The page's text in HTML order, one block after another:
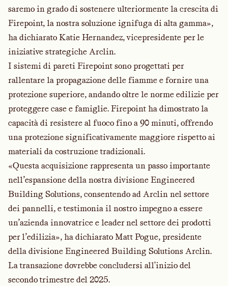
saremo in grado di sostenere ulteriormente la crescita di
Firepoint, la nostra soluzione ignifuga di alta gamma»,
ha dichiarato Katie Hernandez, vicepresidente per le
iniziative strategiche Arclin.
I sistemi di pareti Firepoint sono progettati per
rallentare la propagazione delle fiamme e fornire una
protezione superiore, andando oltre le norme edilizie per
proteggere case e famiglie. Firepoint ha dimostrato la
capacità di resistere al fuoco fino a 90 minuti, offrendo
una protezione significativamente maggiore rispetto ai
materiali da costruzione tradizionali.
«Questa acquisizione rappresenta un passo importante
nell’espansione della nostra divisione Engineered
Building Solutions, consentendo ad Arclin nel settore
dei pannelli, e testimonia il nostro impegno a essere
un’azienda innovatrice e leader nel settore dei prodotti
per l’edilizia», ha dichiarato Matt Pogue, presidente
della divisione Engineered Building Solutions Arclin.
La transazione dovrebbe concludersi all'inizio del
secondo trimestre del 2025.